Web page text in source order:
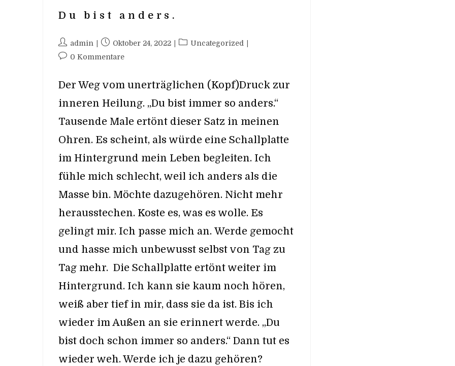
Du bist anders.
Beitrags-
Autor:
admin
Beitrag
veröffentlicht:
Oktober 24, 2022
Beitrags-
Uncategorized
Beitrags-
0 Kommentare
Der Weg vom unerträglichen (Kopf)Druck zur
inneren Heilung. „Du bist immer so anders.“
Tausende Male ertönt dieser Satz in meinen
Ohren. Es scheint, als würde eine Schallplatte
im Hintergrund mein Leben begleiten. Ich
fühle mich schlecht, weil ich anders als die
Masse bin. Möchte dazugehören. Nicht mehr
herausstechen. Koste es, was es wolle. Es
gelingt mir. Ich passe mich an. Werde gemocht
und hasse mich unbewusst selbst von Tag zu
Tag mehr. Die Schallplatte ertönt weiter im
Hintergrund. Ich kann sie kaum noch hören,
weiß aber tief in mir, dass sie da ist. Bis ich
wieder im Außen an sie erinnert werde. „Du
bist doch schon immer so anders.“ Dann tut es
wieder weh. Werde ich je dazu gehören?